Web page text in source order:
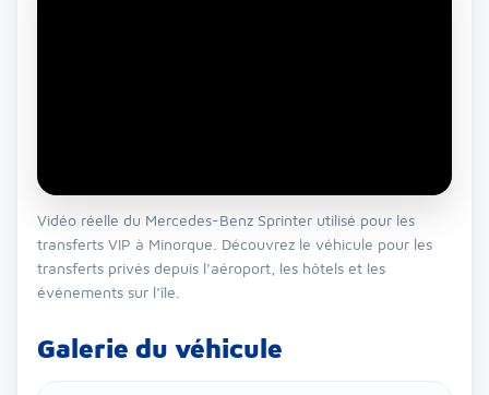
Vidéo réelle du Mercedes-Benz Sprinter utilisé pour les
transferts VIP à Minorque. Découvrez le véhicule pour les
transferts privés depuis l’aéroport, les hôtels et les
événements sur l’île.
Galerie du véhicule